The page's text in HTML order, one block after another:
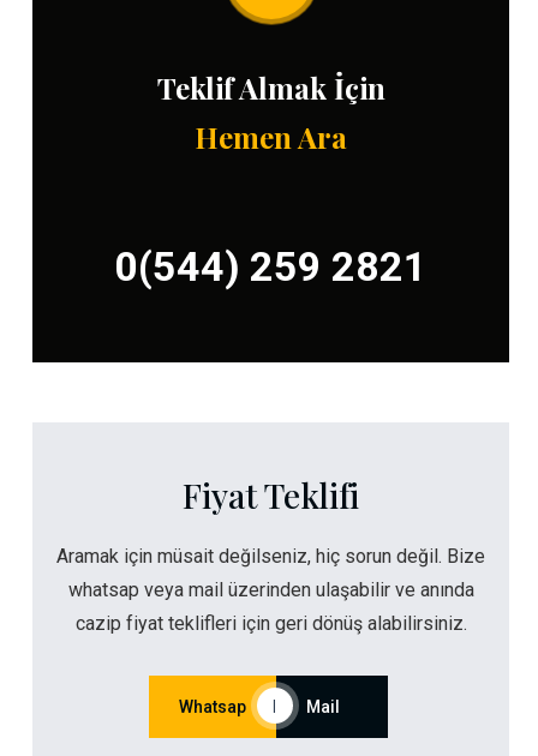
Teklif Almak İçin
Hemen Ara
0(544) 259 2821
Fiyat Teklifi
Aramak için müsait değilseniz, hiç sorun değil. Bize
whatsap veya mail üzerinden ulaşabilir ve anında
cazip fiyat teklifleri için geri dönüş alabilirsiniz.
Whatsap Mail